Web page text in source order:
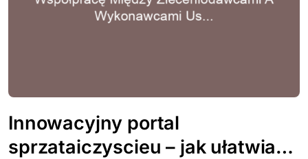
Innowacyjny portal
sprzataiczyscieu – jak ułatwia